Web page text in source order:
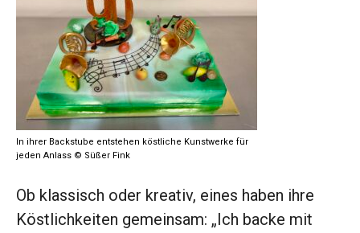
In ihrer Backstube entstehen köstliche Kunstwerke für
jeden Anlass © Süßer Fink
Ob klassisch oder kreativ, eines haben ihre
Köstlichkeiten gemeinsam: „Ich backe mit